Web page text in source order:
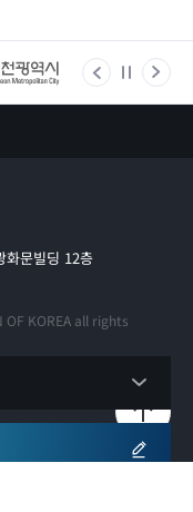
화문빌딩 12층
OF KOREA all rights